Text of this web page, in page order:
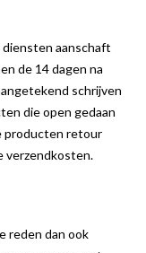
aanschaft
de 14 dagen na
schrijven
die open gedaan
producten retour
verzendkosten.
reden dan ook